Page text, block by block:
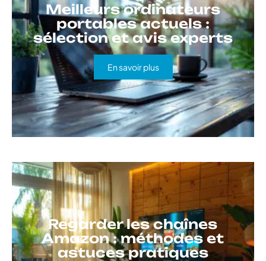
Meilleurs ordinateurs
portables actuels :
sélection et avis experts
En savoir plus
Regarder les chaînes
Amazon : méthodes et
astuces pratiques